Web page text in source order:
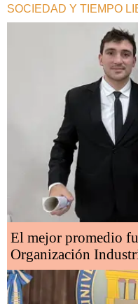
SOCIEDAD Y TIEMPO
El mejor promedio
Organización